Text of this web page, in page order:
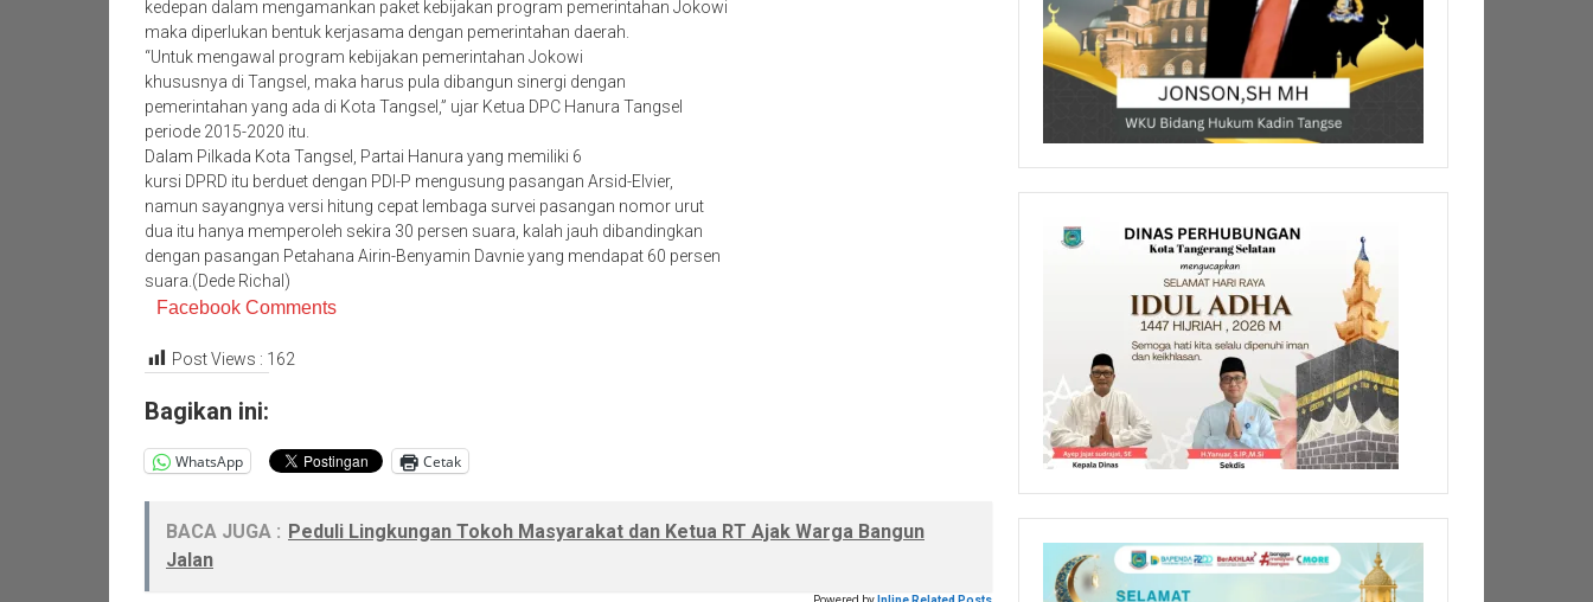
kedepan dalam mengamankan paket kebijakan program pemerintahan Jokowi
maka diperlukan bentuk kerjasama dengan pemerintahan daerah.
“Untuk mengawal program kebijakan pemerintahan Jokowi
khususnya di Tangsel, maka harus pula dibangun sinergi dengan
pemerintahan yang ada di Kota Tangsel,” ujar Ketua DPC Hanura Tangsel
periode 2015-2020 itu.
Dalam Pilkada Kota Tangsel, Partai Hanura yang memiliki 6
kursi DPRD itu berduet dengan PDI-P mengusung pasangan Arsid-Elvier,
namun sayangnya versi hitung cepat lembaga survei pasangan nomor urut
dua itu hanya memperoleh sekira 30 persen suara, kalah jauh dibandingkan
dengan pasangan Petahana Airin-Benyamin Davnie yang mendapat 60 persen
suara.(Dede Richal)
Facebook Comments
Post Views : 162
Bagikan ini:
WhatsApp Cetak
BACA JUGA : Peduli Lingkungan Tokoh Masyarakat dan Ketua RT Ajak Warga Bangun
Jalan